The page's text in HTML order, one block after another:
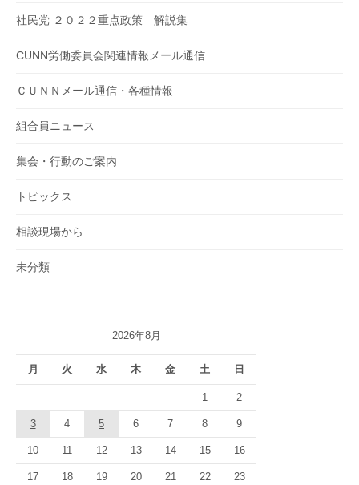
社民党 ２０２２重点政策 解説集
CUNN労働委員会関連情報メール通信
ＣＵＮＮメール通信・各種情報
組合員ニュース
集会・行動のご案内
トピックス
相談現場から
未分類
2026年8月
月 火 水 木 金 土 日
1 2
3 4 5 6 7 8 9
10 11 12 13 14 15 16
17 18 19 20 21 22 23